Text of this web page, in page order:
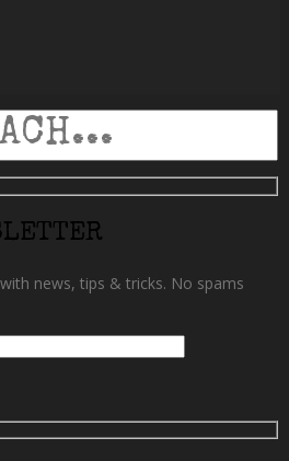
news, tips & tricks. No spams